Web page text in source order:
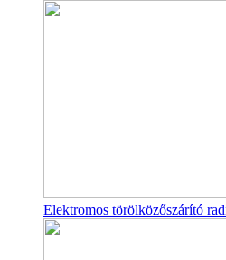
Elektromos törölközőszárító